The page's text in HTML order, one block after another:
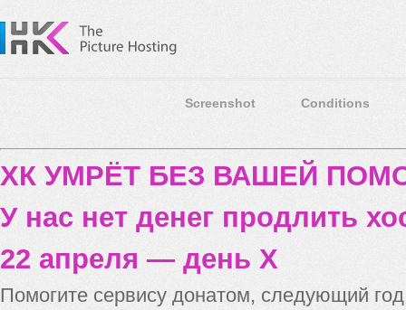
Screenshot Conditions
ХК УМРЁТ БЕЗ ВАШЕЙ
У нас нет денег продлить
22 апреля — день X
Помогите сервису донатом, следующий